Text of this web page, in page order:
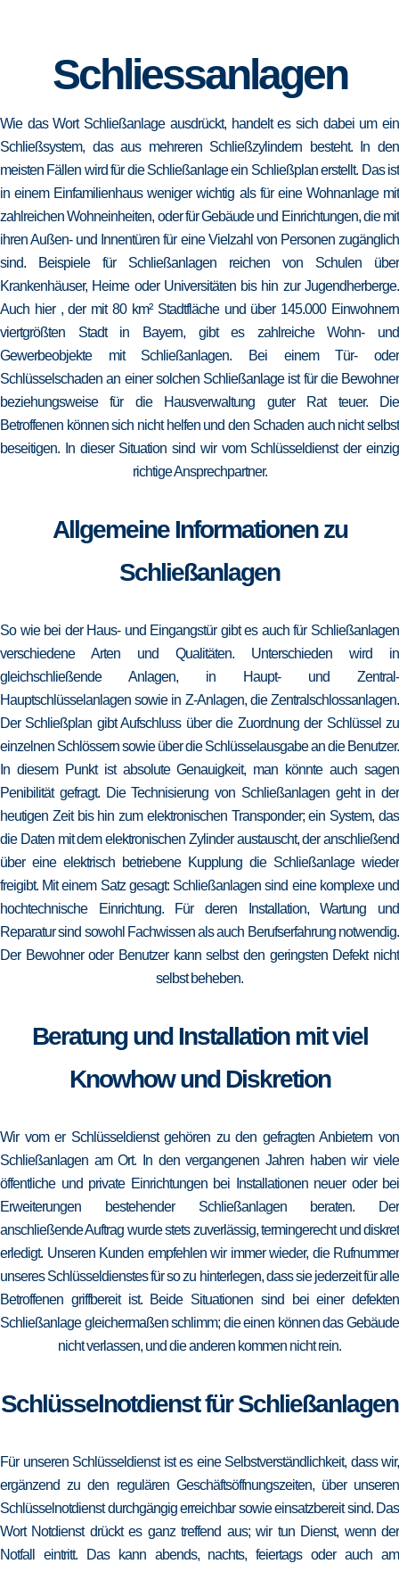
Schliessanlagen
Wie das Wort Schließanlage ausdrückt, handelt es sich dabei um ein
Schließsystem, das aus mehreren Schließzylindern besteht. In den
meisten Fällen wird für die Schließanlage ein Schließplan erstellt. Das ist
in einem Einfamilienhaus weniger wichtig als für eine Wohnanlage mit
zahlreichen Wohneinheiten, oder für Gebäude und Einrichtungen, die mit
ihren Außen- und Innentüren für eine Vielzahl von Personen zugänglich
sind. Beispiele für Schließanlagen reichen von Schulen über
Krankenhäuser, Heime oder Universitäten bis hin zur Jugendherberge.
Auch hier , der mit 80 km² Stadtfläche und über 145.000 Einwohnern
viertgrößten Stadt in Bayern, gibt es zahlreiche Wohn- und
Gewerbeobjekte mit Schließanlagen. Bei einem Tür- oder
Schlüsselschaden an einer solchen Schließanlage ist für die Bewohner
beziehungsweise für die Hausverwaltung guter Rat teuer. Die
Betroffenen können sich nicht helfen und den Schaden auch nicht selbst
beseitigen. In dieser Situation sind wir vom Schlüsseldienst der einzig
richtige Ansprechpartner.
Allgemeine Informationen zu
Schließanlagen
So wie bei der Haus- und Eingangstür gibt es auch für Schließanlagen
verschiedene Arten und Qualitäten. Unterschieden wird in
gleichschließende Anlagen, in Haupt- und Zentral-
Hauptschlüsselanlagen sowie in Z-Anlagen, die Zentralschlossanlagen.
Der Schließplan gibt Aufschluss über die Zuordnung der Schlüssel zu
einzelnen Schlössern sowie über die Schlüsselausgabe an die Benutzer.
In diesem Punkt ist absolute Genauigkeit, man könnte auch sagen
Penibilität gefragt. Die Technisierung von Schließanlagen geht in der
heutigen Zeit bis hin zum elektronischen Transponder; ein System, das
die Daten mit dem elektronischen Zylinder austauscht, der anschließend
über eine elektrisch betriebene Kupplung die Schließanlage wieder
freigibt. Mit einem Satz gesagt: Schließanlagen sind eine komplexe und
hochtechnische Einrichtung. Für deren Installation, Wartung und
Reparatur sind sowohl Fachwissen als auch Berufserfahrung notwendig.
Der Bewohner oder Benutzer kann selbst den geringsten Defekt nicht
selbst beheben.
Beratung und Installation mit viel
Knowhow und Diskretion
Wir vom er Schlüsseldienst gehören zu den gefragten Anbietern von
Schließanlagen am Ort. In den vergangenen Jahren haben wir viele
öffentliche und private Einrichtungen bei Installationen neuer oder bei
Erweiterungen bestehender Schließanlagen beraten. Der
anschließende Auftrag wurde stets zuverlässig, termingerecht und diskret
erledigt. Unseren Kunden empfehlen wir immer wieder, die Rufnummer
unseres Schlüsseldienstes für so zu hinterlegen, dass sie jederzeit für alle
Betroffenen griffbereit ist. Beide Situationen sind bei einer defekten
Schließanlage gleichermaßen schlimm; die einen können das Gebäude
nicht verlassen, und die anderen kommen nicht rein.
Schlüsselnotdienst für Schließanlagen
Für unseren Schlüsseldienst ist es eine Selbstverständlichkeit, dass wir,
ergänzend zu den regulären Geschäftsöffnungszeiten, über unseren
Schlüsselnotdienst durchgängig erreichbar sowie einsatzbereit sind. Das
Wort Notdienst drückt es ganz treffend aus; wir tun Dienst, wenn der
Notfall eintritt. Das kann abends, nachts, feiertags oder auch am